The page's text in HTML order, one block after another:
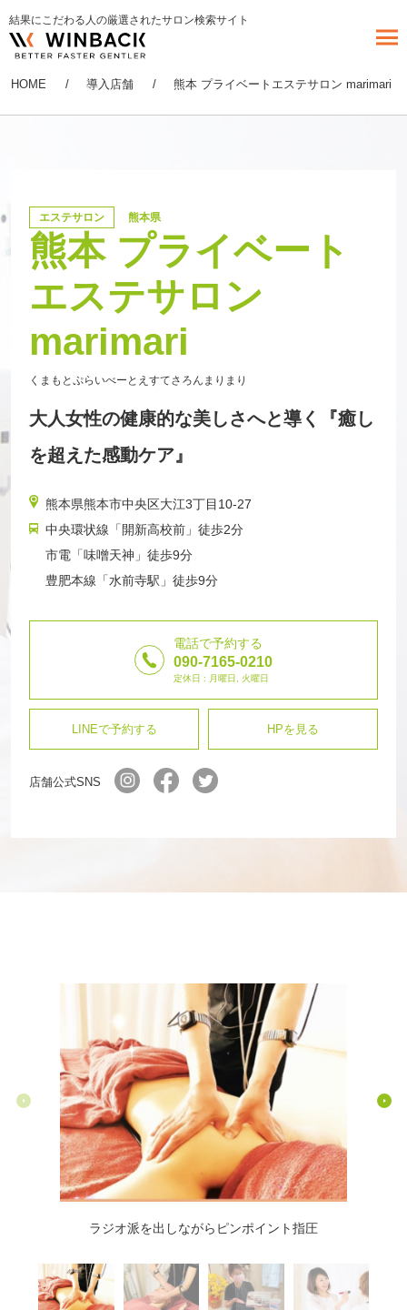
結果にこだわる人の厳選されたサロン検索サイト
HOME 導入店舗 熊本 プライベートエステサロン marimari
エステサロン 熊本県
熊本 プライベート
エステサロン
marimari
くまもとぷらいべーとえすてさろんまりまり
大人女性の健康的な美しさへと導く『癒し
を超えた感動ケア』
熊本県熊本市中央区大江3丁目10-27
中央環状線「開新高校前」徒歩2分
市電「味噌天神」徒歩9分
豊肥本線「水前寺駅」徒歩9分
電話で予約する
090-7165-0210
定休日 : 月曜日, 火曜日
LINEで予約する HPを見る
店舗公式SNS
ラジオ派を出しながらピンポイント指圧